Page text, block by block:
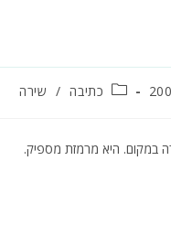
קטגוריה:
כתיבה / שירה
במקום. היא מרמזת מספיק.